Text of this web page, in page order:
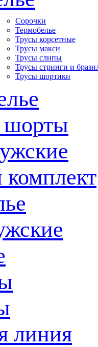
Сорочки
Термобелье
Трусы корсетные
Трусы макси
Трусы слипы
Трусы стринги и
Трусы шортики
шорты
линия